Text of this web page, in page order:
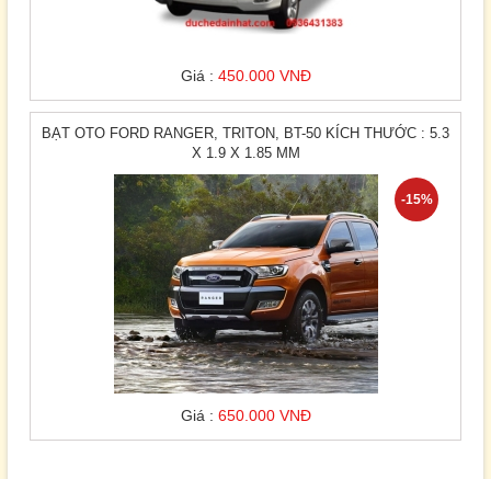
Giá : 450.000 VNĐ
BẠT OTO FORD RANGER, TRITON, BT-50 KÍCH THƯỚC : 5.3
X 1.9 X 1.85 MM
-15%
Giá : 650.000 VNĐ